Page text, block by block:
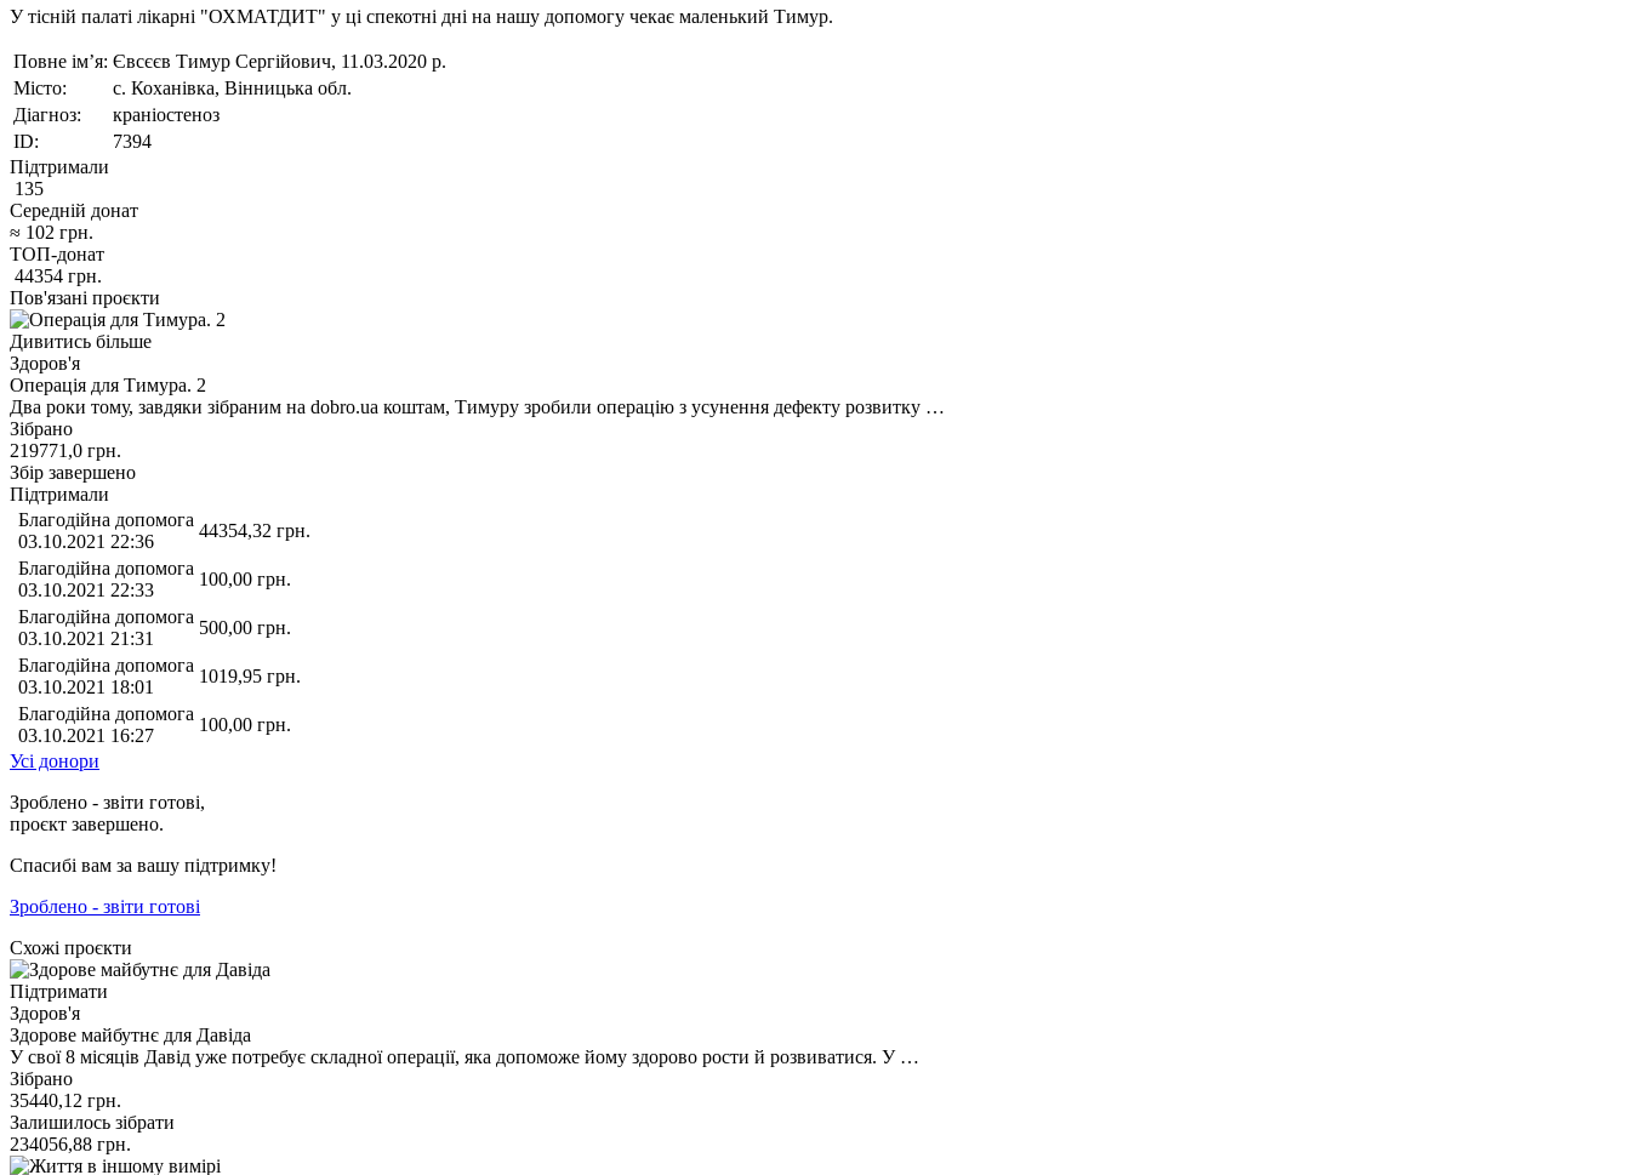
У тісній палаті лікарні "ОХМАТДИТ" у ці спекотні дні на нашу допомогу чекає маленький Тимур.
Повне ім’я: Євсєєв Тимур Сергійович, 11.03.2020 р.
Місто:
с. Коханівка, Вінницька обл.
Діагноз:
краніостеноз
ID:
7394
Підтримали
135
Середній донат
≈ 102 грн.
ТОП-донат
44354 грн.
Пов'язані проєкти
Дивитись більше
Здоров'я
Операція для Тимура. 2
Два роки тому, завдяки зібраним на dobro.ua коштам, Тимуру зробили операцію з усунення дефекту розвитку …
Зібрано
219771,0 грн.
Збір завершено
Підтримали
Благодійна допомога
03.10.2021 22:36
44354,32 грн.
Благодійна допомога
03.10.2021 22:33
100,00 грн.
Благодійна допомога
03.10.2021 21:31
500,00 грн.
Благодійна допомога
03.10.2021 18:01
1019,95 грн.
Благодійна допомога
03.10.2021 16:27
100,00 грн.
Усі донори
Зроблено - звіти готові,
проєкт завершено.
Спасибі вам за вашу підтримку!
Зроблено - звіти готові
Схожі проєкти
Підтримати
Здоров'я
Здорове майбутнє для Давіда
У свої 8 місяців Давід уже потребує складної операції, яка допоможе йому здорово рости й розвиватися. У …
Зібрано
35440,12 грн.
Залишилось зібрати
234056,88 грн.